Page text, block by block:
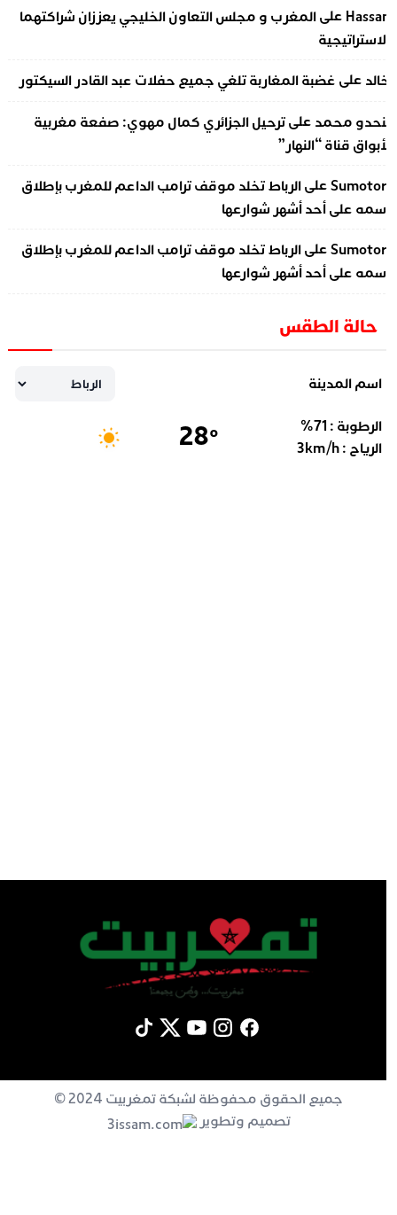
علىالمغرب و مجلس التعاون الخليجي يعززان شراكتهما
علىغضبة المغاربة تلغي جميع حفلات عبد القادر السيكتور
محمدعلىترحيل الجزائري كمال مهوي: صفعة مغربية
قناة “النهار”
علىالرباط تخلد موقف ترامب الداعم للمغرب بإطلاق
على أحد أشهر شوارعها
علىالرباط تخلد موقف ترامب الداعم للمغرب بإطلاق
على أحد أشهر شوارعها
حالة الطقس
اسم المدينة
الرطوبة : 71
%
الرياح :
3km/h
28
جميع الحقوق محفوظة لشبكة تمغربيت 2024 ©
تصميم وتطوير